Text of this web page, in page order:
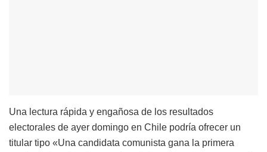
Una lectura rápida y engañosa de los resultados
electorales de ayer domingo en Chile podría ofrecer un
titular tipo «Una candidata comunista gana la primera